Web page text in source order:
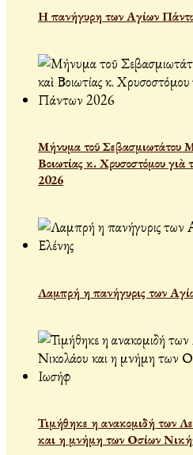
Η πανήγυρη των Αγίων
Μήνυμα τοῦ Σεβασμιωτάτου
Βοιωτίας κ. Χρυσοστόμου
2026
Λαμπρή η πανήγυρις των
Τιμήθηκε η ανακομιδή των
και η μνήμη των Οσίων